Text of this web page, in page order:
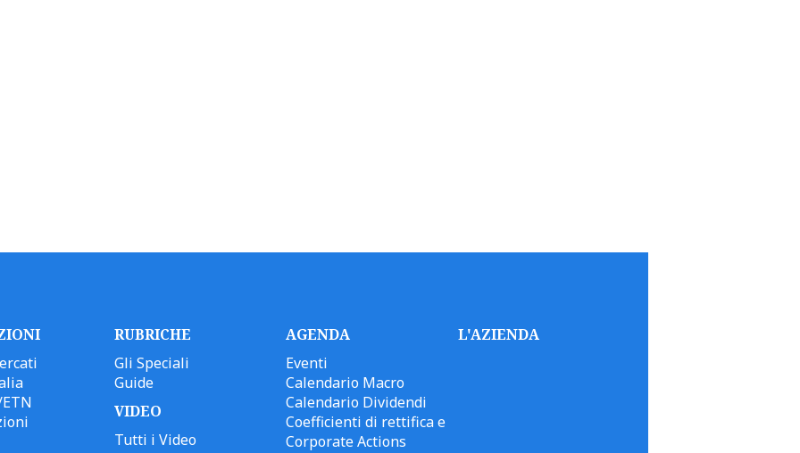
RUBRICHE
Gli Speciali
Guide
VIDEO
Tutti i Video
AGENDA
Eventi
Calendario Macro
Calendario Dividendi
Coefficienti di rettifica e
Corporate Actions
L'AZIENDA